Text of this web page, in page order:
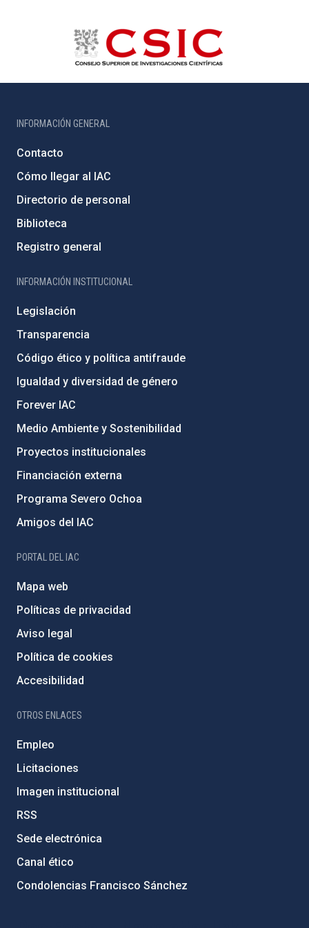
INFORMACIÓN GENERAL
Contacto
Cómo llegar al IAC
Directorio de personal
Biblioteca
Registro general
INFORMACIÓN INSTITUCIONAL
Legislación
Transparencia
Código ético y política antifraude
Igualdad y diversidad de género
Forever IAC
Medio Ambiente y Sostenibilidad
Proyectos institucionales
Financiación externa
Programa Severo Ochoa
Amigos del IAC
PORTAL DEL IAC
Mapa web
Políticas de privacidad
Aviso legal
Política de cookies
Accesibilidad
OTROS ENLACES
Empleo
Licitaciones
Imagen institucional
RSS
Sede electrónica
Canal ético
Condolencias Francisco Sánchez